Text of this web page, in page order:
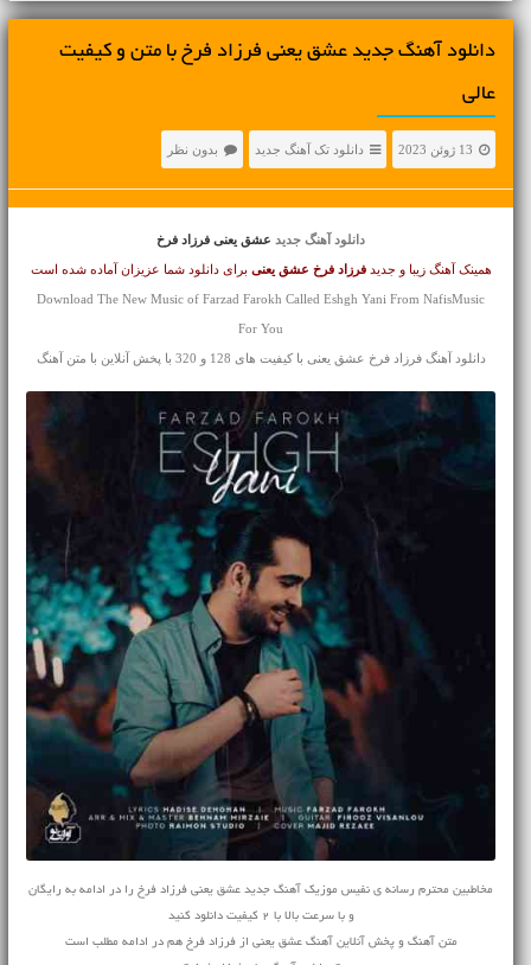
دانلود آهنگ جديد عشق یعنی فرزاد فرخ با متن و کیفیت
عالی
13 ژوئن 2023 دانلود تک آهنگ جدید بدون نظر
دانلود آهنگ جدید عشق یعنی فرزاد فرخ
همینک آهنگ زیبا و جدیدفرزاد فرخ عشق یعنی برای دانلود شما عزیزان آماده شده است
Download The New Music of Farzad Farokh Called Eshgh Yani From NafisMusic
For You
دانلود آهنگ فرزاد فرخ عشق یعنی با کیفیت های 128 و 320 با پخش آنلاین با متن آهنگ
مخاطبین محترم رسانه ی نفیس موزیک آهنگ جدید عشق یعنی فرزاد فرخ را در ادامه به رایگان
و با سرعت بالا با 2 کیفیت دانلود کنید
متن آهنگ و پخش آنلاین آهنگ عشق یعنی از فرزاد فرخ هم در ادامه مطلب است